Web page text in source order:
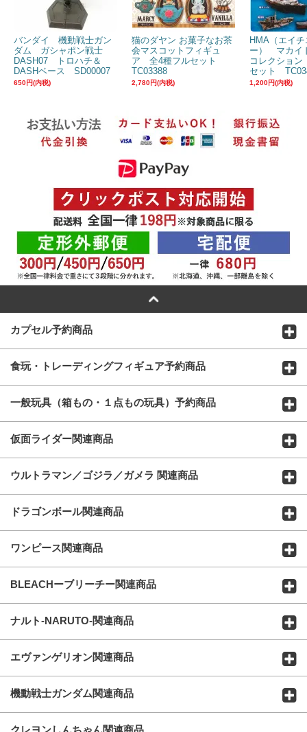
バンダイ 機動戦士ガン
ダム ガシャポン戦士
DASH07 トロハチ＆
DASHベース SD00007
650円(内税)
猫のダヤン お菓子なお茶
会マスコットフィギュ
ア 全4種フルセット
TC03388
2,780円(内税)
HMA（エイ
ー） マカイ
コレクショ
セット
1,200円(内税)
カプセル予約商品
食玩・トレーディングフィギュア予約商品
一般玩具（箱もの・１点もの玩具）予約商品
仮面ライダー関連商品
ウルトラマン／ゴジラ／ガメラ 関連商品
ドラゴンボール関連商品
ワンピース関連商品
BLEACHーブリーチー関連商品
ナルト-NARUTO-関連商品
エヴァンゲリオン関連商品
機動戦士ガンダム関連商品